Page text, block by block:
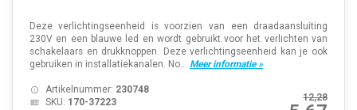
Deze verlichtingseenheid is voorzien van een draadaansluiting
230V en een blauwe led en wordt gebruikt voor het verlichten van
schakelaars en drukknoppen. Deze verlichtingseenheid kan je ook
gebruiken in installatiekanalen. No... Meer informatie »
12,28
Artikelnummer: 230748
SKU: 170-37223